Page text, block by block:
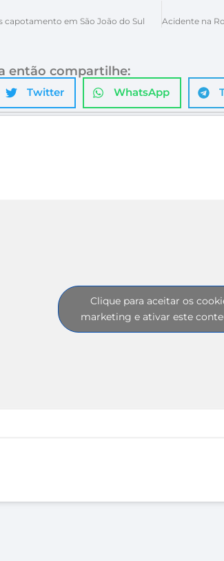
capotamento em São João do Sul
então compartilhe:
Twitter WhatsApp
Clique para aceitar os
marketing e ativar este